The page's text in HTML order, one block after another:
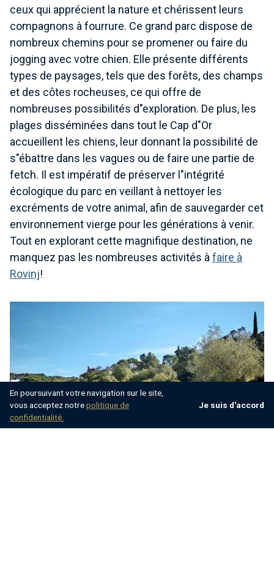
ceux qui apprécient la nature et chérissent leurs
compagnons à fourrure. Ce grand parc dispose de
nombreux chemins pour se promener ou faire du
jogging avec votre chien. Elle présente différents
types de paysages, tels que des forêts, des champs
et des côtes rocheuses, ce qui offre de
nombreuses possibilités d"exploration. De plus, les
plages disséminées dans tout le Cap d"Or
accueillent les chiens, leur donnant la possibilité de
s"ébattre dans les vagues ou de faire une partie de
fetch. Il est impératif de préserver l"intégrité
écologique du parc en veillant à nettoyer les
excréments de votre animal, afin de sauvegarder cet
environnement vierge pour les générations à venir.
Tout en explorant cette magnifique destination, ne
manquez pas les nombreuses activités à faire à
Rovinj!
En poursuivant votre navigation sur le site,
vous acceptez notrepolitique de
confidentialité.
Je suis d'accord